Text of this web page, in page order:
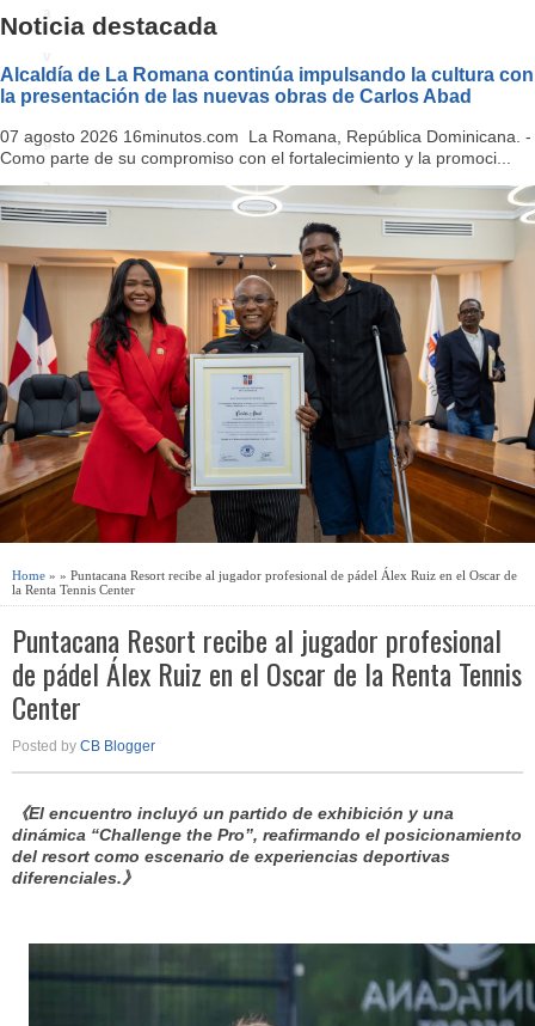
a
i
g
a
ti
o
n
Noticia destacada
Alcaldía de La Romana continúa impulsando la cultura con
la presentación de las nuevas obras de Carlos Abad
07 agosto 2026 16minutos.com La Romana, República Dominicana. -
Como parte de su compromiso con el fortalecimiento y la promoci...
Home » » Puntacana Resort recibe al jugador profesional de pádel Álex Ruiz en el Oscar de
la Renta Tennis Center
Puntacana Resort recibe al jugador profesional
de pádel Álex Ruiz en el Oscar de la Renta Tennis
Center
Posted by CB Blogger
《El encuentro incluyó un partido de exhibición y una
dinámica “Challenge the Pro”, reafirmando el posicionamiento
del resort como escenario de experiencias deportivas
diferenciales.》